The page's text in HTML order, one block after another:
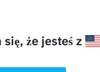
się, że jesteś z